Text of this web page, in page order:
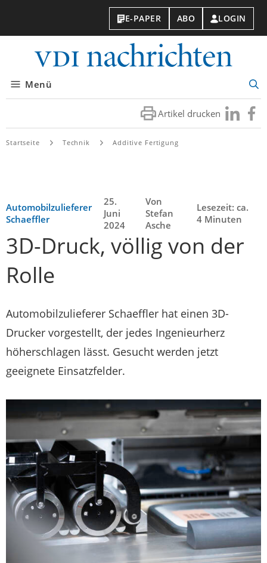
E-PAPER ABO LOGIN
Menü
Artikel drucken Besuchen
Sie
Sie
Startseite Technik Additive Fertigung
Automobilzulieferer
Schaeffler
25.
Juni
2024
Von
Stefan
Asche
Lesezeit: ca.
4 Minuten
3D-Druck, völlig von der
Rolle
Automobilzulieferer Schaeffler hat einen 3D-
Drucker vorgestellt, der jedes Ingenieurherz
höherschlagen lässt. Gesucht werden jetzt
geeignete Einsatzfelder.